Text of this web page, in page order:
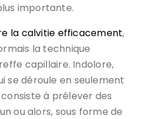
importante.
la calvitie efficacement,
la technique
capillaire. Indolore,
se déroule en seulement
à prélever des
ou alors, sous forme de